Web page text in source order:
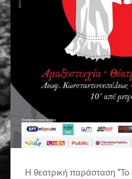
Η θεατρική παράσταση